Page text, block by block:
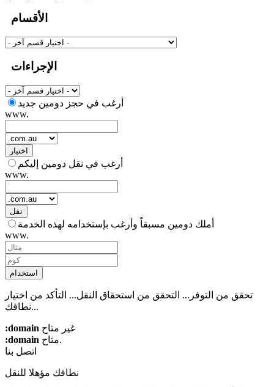
الأقسام
الإجراءات
أرغب في حجز دومين جديد
www.
اختيار
أرغب في نقل دومين إليكم
www.
نقل
أملك دومين مسبقاً وأرغب بإستخدامه لهذه الخدمة
www.
استخدام
تحقق من التوفر... التحقق من استحقاق النقل... التأكد من اختيار
نطاقك...
:domain غير متاح
:domain
متاح.
اتصل بنا
نطاقك مؤهلا للنقل